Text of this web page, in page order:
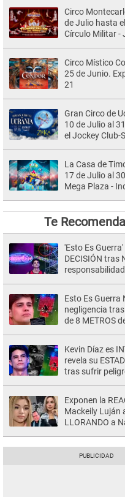
Circo
de Julio hasta
Círculo Militar -
Circo Místico
25 de Junio.
21
Gran Circo de
10 de Julio al
el Jockey Club-
La Casa de
17 de Julio al
Mega Plaza -
Te
'Esto Es Guerra'
DECISIÓN tras
Esto Es Guerra
negligencia
de 8 METROS
Kevin Díaz es
revela su
tras sufrir
Exponen la
Mackeily Luján
LLORANDO a